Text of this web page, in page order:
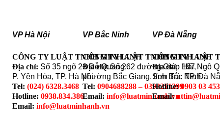
VP Hà Nội
CÔNG TY LUẬT TNHH MINH ANH
Địa chỉ: Số 35 ngõ 23 Đỗ Quang,
P. Yên Hòa, TP. Hà Nội
Tel: (024) 6328.3468
Hotline: 0938.834.386
Email: info@luatminhanh.vn
VP Bắc Ninh
CÔNG TY LUẬT TNHH MINH ANH
Địa chỉ: Số 262 đường Giáp Hải,
phường Bắc Giang, tỉnh Bắc Ninh
Tel: 0904688288 – 0393251399
Email: info@luatminhanh.vn
VP Đà Nẵng
CÔNG TY LUẬT
Địa chỉ: 187 Ngô
Sơn Trà, TP. Đà
Hotline:0903 03
Email: